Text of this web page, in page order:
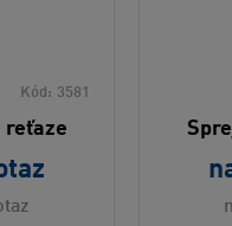
Kód: 3581
reťaze